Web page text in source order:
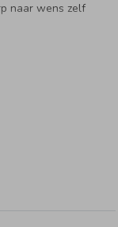
naar wens zelf
kun je